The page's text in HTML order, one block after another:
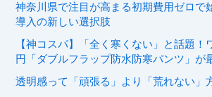
神奈川県で注目が高まる初期費用ゼロで
導入の新しい選択肢
【神コスパ】「全く寒くない」と話題
円「ダブルフラップ防水防寒パンツ」が
透明感って「頑張る」より「荒れない」